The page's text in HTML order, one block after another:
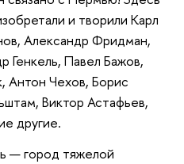
и творили Карл
Александр Фридман,
Генкель, Павел Бажов,
Чехов, Борис
Виктор Астафьев,
другие.
— город тяжелой